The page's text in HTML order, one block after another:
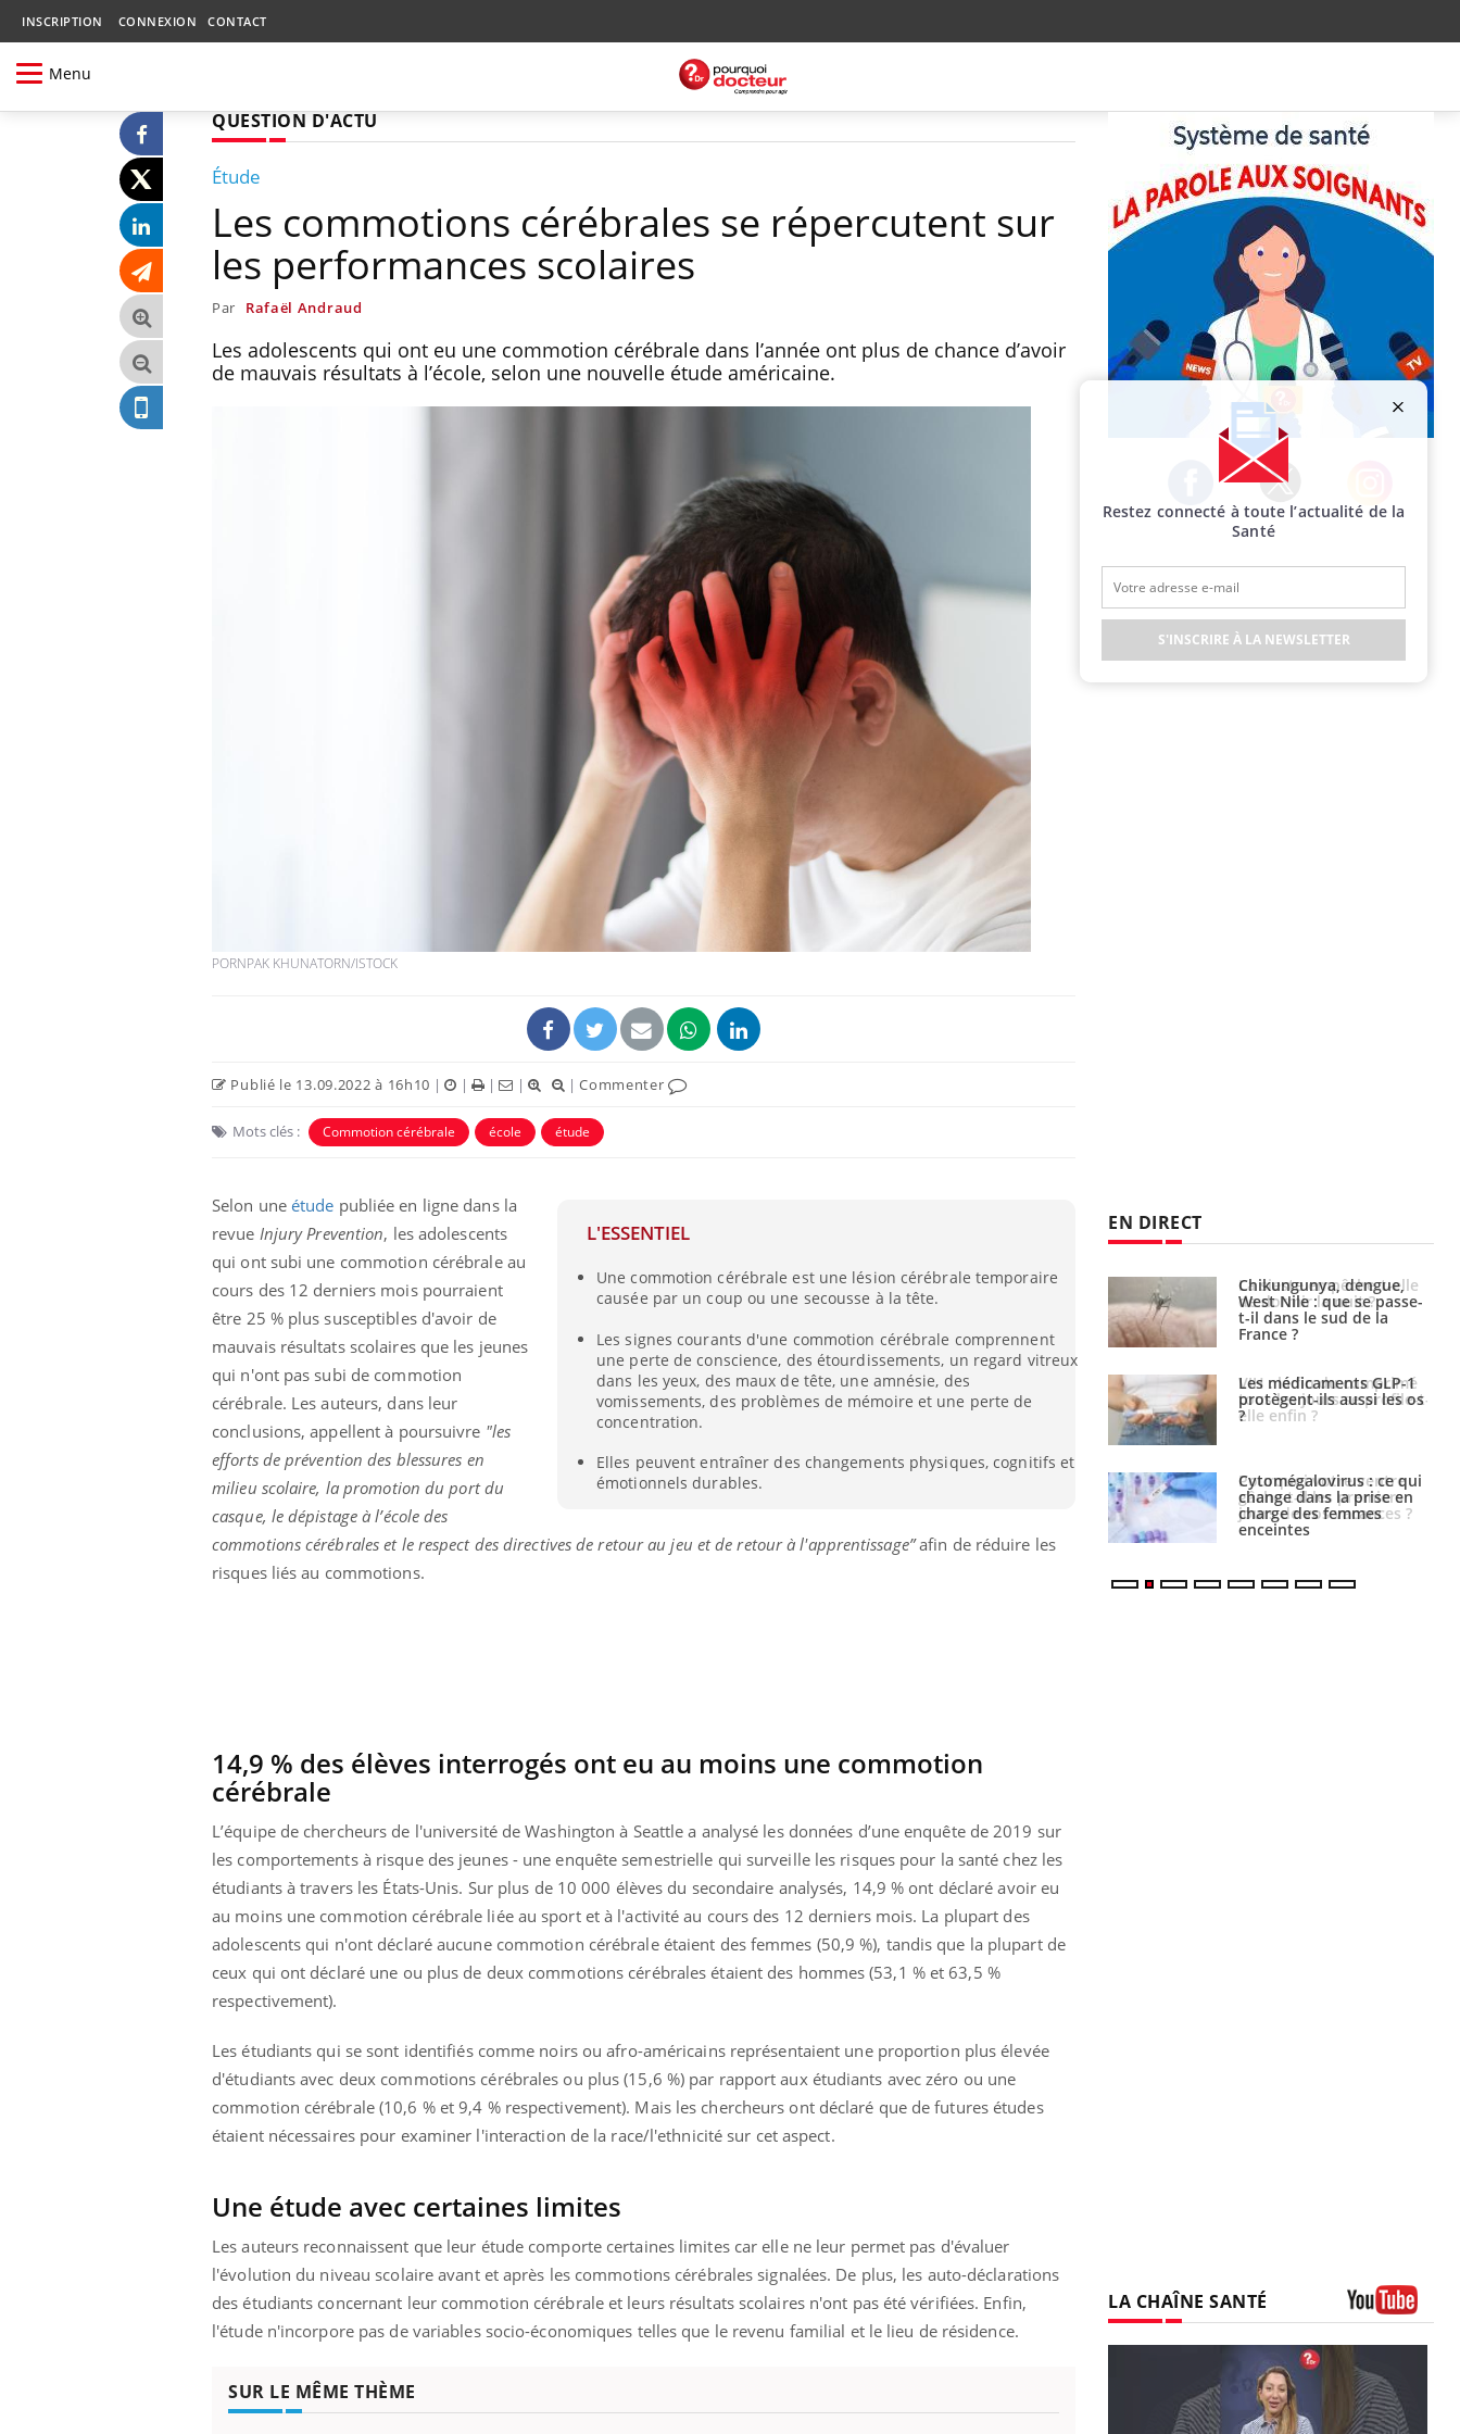
INSCRIPTION CONNEXION CONTACT
Menu
QUESTION D'ACTU
Étude
Les commotions cérébrales se répercutent sur
les performances scolaires
Par Rafaël Andraud
Les adolescents qui ont eu une commotion cérébrale dans l’année ont plus de chance d’avoir
de mauvais résultats à l’école, selon une nouvelle étude américaine.
PORNPAK KHUNATORN/ISTOCK
Publié le 13.09.2022 à 16h10 | | | | |Commenter
Mots clés : Commotion cérébrale école étude
L'ESSENTIEL
Une commotion cérébrale est une lésion cérébrale temporaire
causée par un coup ou une secousse à la tête.
Les signes courants d'une commotion cérébrale comprennent
une perte de conscience, des étourdissements, un regard vitreux
dans les yeux, des maux de tête, une amnésie, des
vomissements, des problèmes de mémoire et une perte de
concentration.
Elles peuvent entraîner des changements physiques, cognitifs et
émotionnels durables.
Selon une étude publiée en ligne dans la
revue Injury Prevention, les adolescents
qui ont subi une commotion cérébrale au
cours des 12 derniers mois pourraient
être 25 % plus susceptibles d'avoir de
mauvais résultats scolaires que les jeunes
qui n'ont pas subi de commotion
cérébrale. Les auteurs, dans leur
conclusions, appellent à poursuivre "les
efforts de prévention des blessures en
milieu scolaire, la promotion du port du
casque, le dépistage à l’école des
commotions cérébrales et le respect des directives de retour au jeu et de retour à l'apprentissage”afin de réduire les
risques liés au commotions.
14,9 % des élèves interrogés ont eu au moins une commotion
cérébrale
L’équipe de chercheurs de l'université de Washington à Seattle a analysé les données d’une enquête de 2019 sur
les comportements à risque des jeunes - une enquête semestrielle qui surveille les risques pour la santé chez les
étudiants à travers les États-Unis. Sur plus de 10 000 élèves du secondaire analysés, 14,9 % ont déclaré avoir eu
au moins une commotion cérébrale liée au sport et à l'activité au cours des 12 derniers mois. La plupart des
adolescents qui n'ont déclaré aucune commotion cérébrale étaient des femmes (50,9 %), tandis que la plupart de
ceux qui ont déclaré une ou plus de deux commotions cérébrales étaient des hommes (53,1 % et 63,5 %
respectivement).
Les étudiants qui se sont identifiés comme noirs ou afro-américains représentaient une proportion plus élevée
d'étudiants avec deux commotions cérébrales ou plus (15,6 %) par rapport aux étudiants avec zéro ou une
commotion cérébrale (10,6 % et 9,4 % respectivement). Mais les chercheurs ont déclaré que de futures études
étaient nécessaires pour examiner l'interaction de la race/l'ethnicité sur cet aspect.
Une étude avec certaines limites
Les auteurs reconnaissent que leur étude comporte certaines limites car elle ne leur permet pas d'évaluer
l'évolution du niveau scolaire avant et après les commotions cérébrales signalées. De plus, les auto-déclarations
des étudiants concernant leur commotion cérébrale et leurs résultats scolaires n'ont pas été vérifiées. Enfin,
l'étude n'incorpore pas de variables socio-économiques telles que le revenu familial et le lieu de résidence.
SUR LE MÊME THÈME
Facebook Twitter Instagram
EN DIRECT
Chikungunya, dengue,
West Nile : que se passe-
France ?
Les médicaments GLP-1
protègent-ils aussi les os
La sieste empêche-t-elle
de dormir la nuit ?
VIH : la fin du comprimé
tous les jours se profile-t-
elle enfin ?
Pourquoi votre ventre
gâche-t-il les premiers
jours de vos vacances ?
LA CHAÎNE SANTÉ
Restez connecté à toute l’actualité de la
Santé
S'INSCRIRE À LA NEWSLETTER